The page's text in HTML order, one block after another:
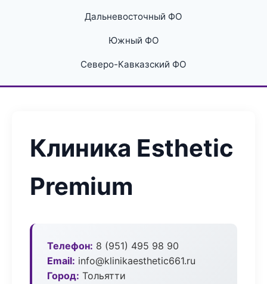
Дальневосточный ФО
Южный ФО
Северо-Кавказский ФО
Клиника Esthetic
Premium
Телефон: 8 (951) 495 98 90
Email: info@klinikaesthetic661.ru
Город: Тольятти